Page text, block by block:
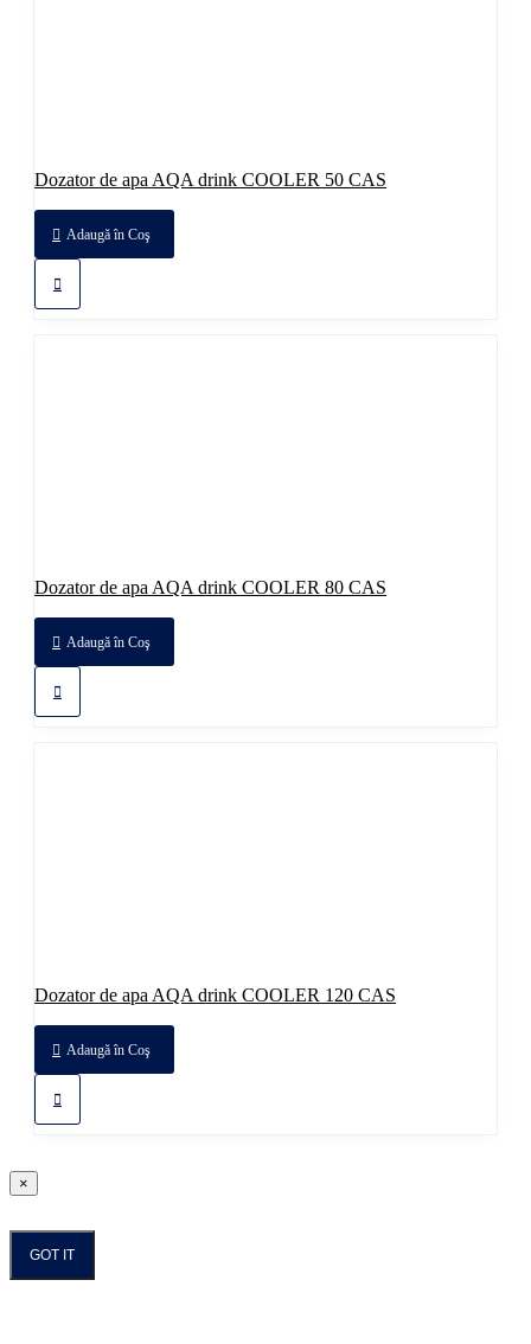
Dozator de apa AQA drink COOLER 50 CAS
Adaugă în Coş
Dozator de apa AQA drink COOLER 80 CAS
Adaugă în Coş
Dozator de apa AQA drink COOLER 120 CAS
Adaugă în Coş
×
GOT IT